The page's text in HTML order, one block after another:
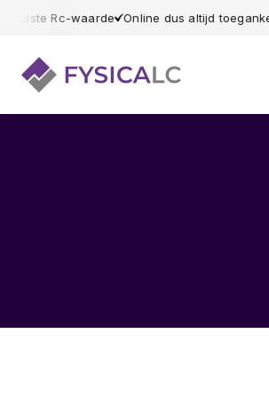
juiste Rc-waarde Online dus altijd